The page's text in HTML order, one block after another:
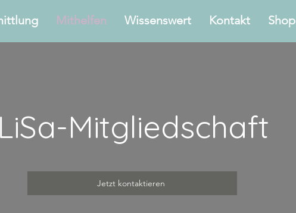
Mithelfen Wissenswert Kontakt Shop
LiSa-Mitgliedschaft
Jetzt kontaktieren